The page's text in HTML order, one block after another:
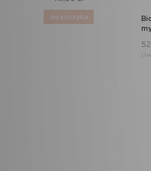
do koszyka
( 1